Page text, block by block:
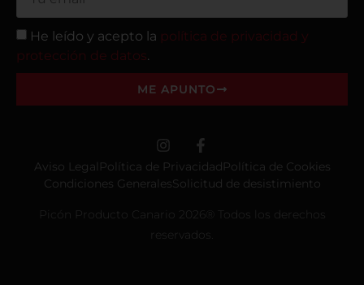
He leído y acepto la política de privacidad y
protección de datos.
ME APUNTO
Aviso Legal Política de Privacidad Política de Cookies
Condiciones GeneralesSolicitud de desistimiento
Picón Producto Canario 2026® Todos los derechos
reservados.